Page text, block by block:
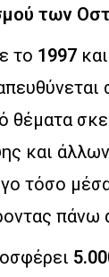
των
το 1997
και
τόσο
πάνω